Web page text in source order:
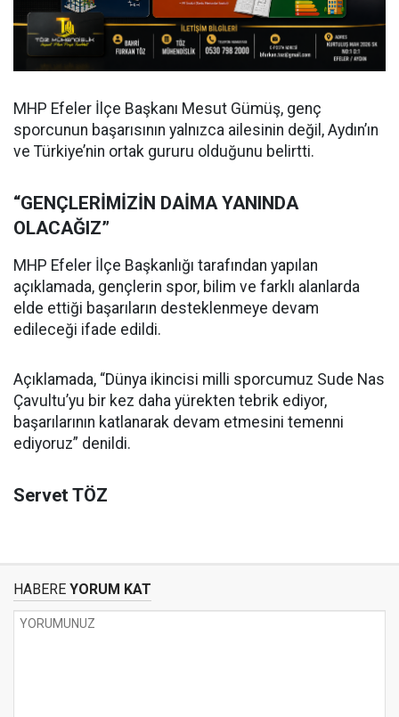
MHP Efeler İlçe Başkanı Mesut Gümüş, genç
sporcunun başarısının yalnızca ailesinin değil, Aydın’ın
ve Türkiye’nin ortak gururu olduğunu belirtti.
“GENÇLERİMİZİN DAİMA YANINDA
OLACAĞIZ”
MHP Efeler İlçe Başkanlığı tarafından yapılan
açıklamada, gençlerin spor, bilim ve farklı alanlarda
elde ettiği başarıların desteklenmeye devam
edileceği ifade edildi.
Açıklamada, “Dünya ikincisi milli sporcumuz Sude Nas
Çavultu’yu bir kez daha yürekten tebrik ediyor,
başarılarının katlanarak devam etmesini temenni
ediyoruz” denildi.
Servet TÖZ
HABERE YORUM KAT